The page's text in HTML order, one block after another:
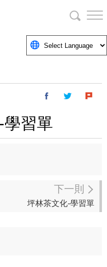
習單
下一則
坪林茶文化-學習單